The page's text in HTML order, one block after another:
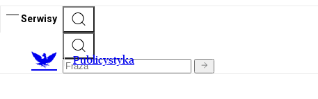
Serwisy
Publicystyka